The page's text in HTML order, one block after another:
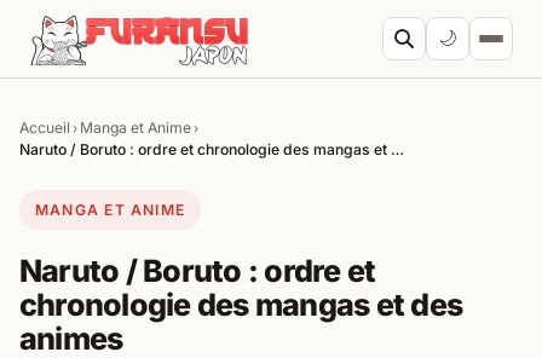
Aller au contenu
🌙
Accueil › Manga et Anime›
Naruto / Boruto : ordre et chronologie des mangas et …
MANGA ET ANIME
Naruto / Boruto : ordre et
chronologie des mangas et des
animes